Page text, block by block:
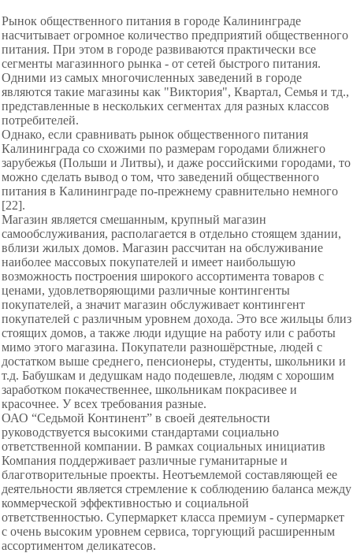
Рынок общественного питания в городе Калининграде
насчитывает огромное количество предприятий общественного
питания. При этом в городе развиваются практически все
сегменты магазинного рынка - от сетей быстрого питания.
Одними из самых многочисленных заведений в городе
являются такие магазины как "Виктория", Квартал, Семья и тд.,
представленные в нескольких сегментах для разных классов
потребителей.
Однако, если сравнивать рынок общественного питания
Калининграда со схожими по размерам городами ближнего
зарубежья (Польши и Литвы), и даже российскими городами, то
можно сделать вывод о том, что заведений общественного
питания в Калининграде по-прежнему сравнительно немного
[22].
Магазин является смешанным, крупный магазин
самообслуживания, располагается в отдельно стоящем здании,
вблизи жилых домов. Магазин рассчитан на обслуживание
наиболее массовых покупателей и имеет наибольшую
возможность построения широкого ассортимента товаров с
ценами, удовлетворяющими различные контингенты
покупателей, а значит магазин обслуживает контингент
покупателей с различным уровнем дохода. Это все жильцы близ
стоящих домов, а также люди идущие на работу или с работы
мимо этого магазина. Покупатели разношёрстные, людей с
достатком выше среднего, пенсионеры, студенты, школьники и
т.д. Бабушкам и дедушкам надо подешевле, людям с хорошим
заработком покачественнее, школьникам покрасивее и
красочнее. У всех требования разные.
ОАО “Седьмой Континент” в своей деятельности
руководствуется высокими стандартами социально
ответственной компании. В рамках социальных инициатив
Компания поддерживает различные гуманитарные и
благотворительные проекты. Неотъемлемой составляющей ее
деятельности является стремление к соблюдению баланса между
коммерческой эффективностью и социальной
ответственностью. Супермаркет класса премиум - супермаркет
с очень высоким уровнем сервиса, торгующий расширенным
ассортиментом деликатесов.